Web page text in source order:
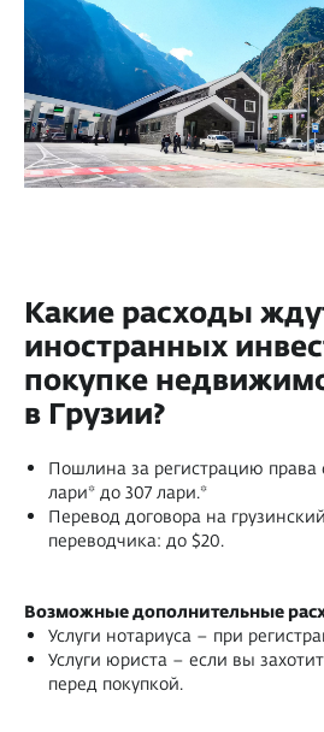
Какие расходы
иностранных
покупке
в Грузии?
Пошлина за регистрацию права
лари* до 307 лари.*
Перевод договора на
переводчика: до $20.
Возможные дополнительные
Услуги нотариуса – при
Услуги юриста – если вы
перед покупкой.